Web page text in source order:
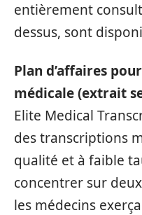
entièrement
dessus, sont
Plan d’affaires
médicale (extrait
Elite Medical
des transcriptions
qualité et à faible
concentrer sur
les médecins